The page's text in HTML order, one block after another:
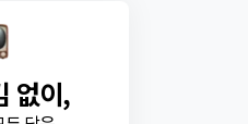
없이,